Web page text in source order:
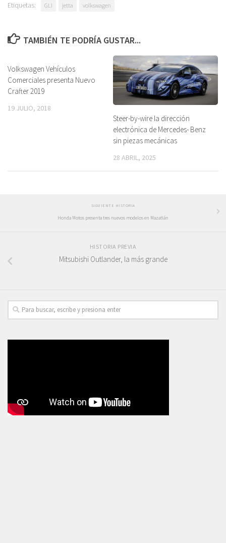
Etiquetas: GLI jetta volkswagen
TAMBIÉN TE PODRÍA GUSTAR...
Volkswagen Vehículos
Comerciales presenta Nuevo
Crafter 2019
19 JULIO, 2018
Steer-by-wire la dirección
electrónica de Mercedes- Benz
sin piezas mecánicas
28 ABRIL, 2025
SIGUIENTE HISTORIA
Honda Motos presenta tres nuevos modelos en Mazatlán
HISTORIA PREVIA
Mitsubishi Outlander, la más grande